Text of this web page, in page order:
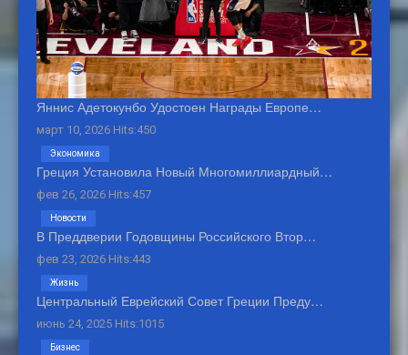
Яннис Адетокунбо Удостоен Награды Европе…
март 10, 2026 Hits:450
Греция Установила Новый Многомиллиардный…
фев 26, 2026 Hits:457
Экономика
В Преддверии Годовщины Российского Втор…
фев 23, 2026 Hits:443
Новости
Центральный Еврейский Совет Греции Преду…
июнь 24, 2025 Hits:1015
Жизнь
Бизнес